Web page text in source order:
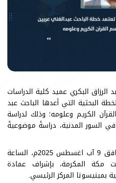
البكري عميد كلية الدراسات
البحثية التي أعدها الباحث عبد
الكريم وعلومه؛ وذلك لدراسة
السور المدنية، دراسةً موضوعيةً
السيمنار انعقد يوم السبت الموافق 9 آب اغسطس 2025م، الساعة
مكة المكرمة، بإشراف عمادة
بمينيسوتا المركز الرئيسي.